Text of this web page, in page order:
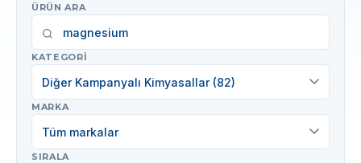
ÜRÜN ARA
KATEGORI
Diğer Kampanyalı Kimyasallar (82)
MARKA
Tüm markalar
SIRALA